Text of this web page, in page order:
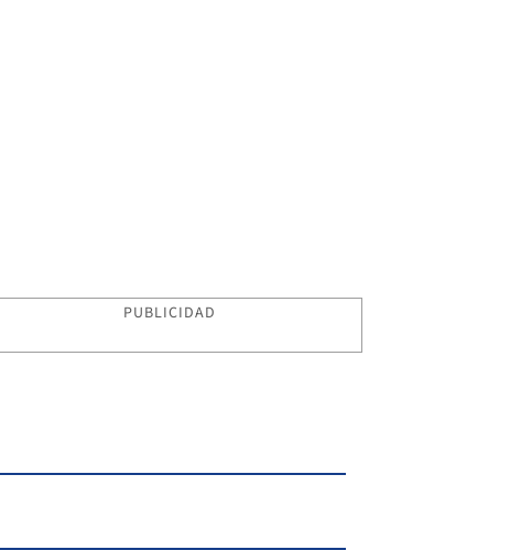
PUBLICIDAD